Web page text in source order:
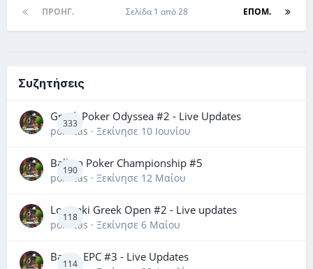
ΠΡΟΗΓ. ΕΠΌΜ.
Σελίδα 1 από 28
Συζητήσεις
333
Greek Poker Odyssea #2 - Live Updates
poliscas · Ξεκίνησε 10 Ιουνίου
190
Balkan Poker Championship #5
poliscas · Ξεκίνησε 12 Μαίου
118
Loutraki Greek Open #2 - Live updates
poliscas · Ξεκίνησε 6 Μαίου
114
Banco EPC #3 - Live Updates